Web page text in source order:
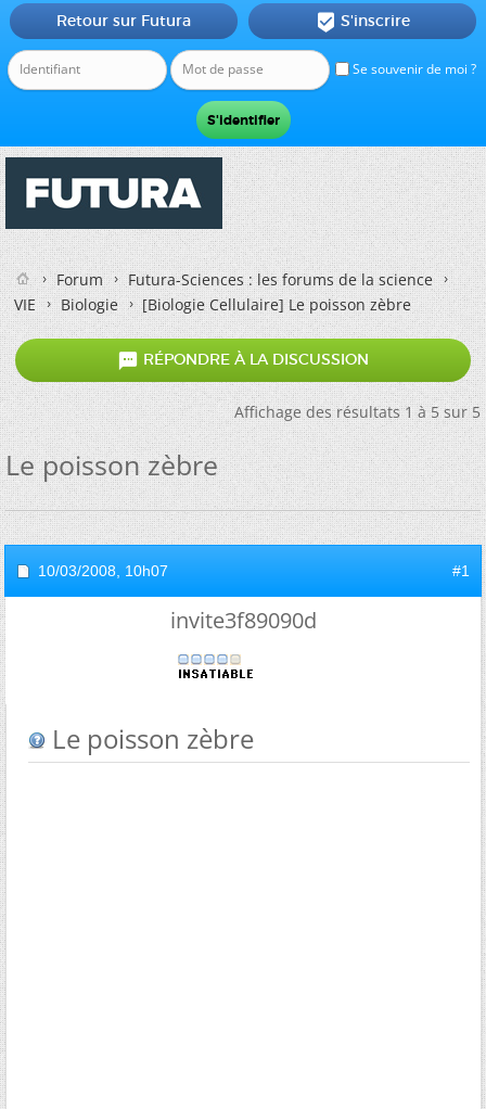
Se souvenir de moi ?
Retour sur Futura  S'inscrire
Forum
Futura-Sciences : les forums de la science
VIE
Biologie [Biologie Cellulaire]Le poisson zèbre
 RÉPONDRE À LA DISCUSSION
Affichage des résultats 1 à 5 sur 5
Le poisson zèbre
10/03/2008, 10h07 #1
invite3f89090d
Le poisson zèbre